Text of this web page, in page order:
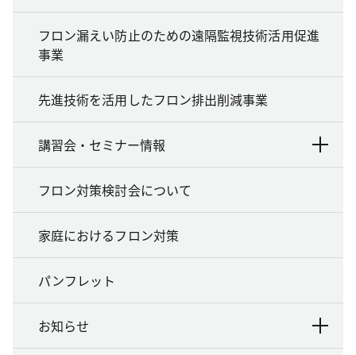
フロン漏えい防止のための遠隔監視技術活用促進
事業
先進技術を活用したフロン排出削減事業
講習会・セミナー情報
フロン対策検討会について
家庭におけるフロン対策
パンフレット
お知らせ